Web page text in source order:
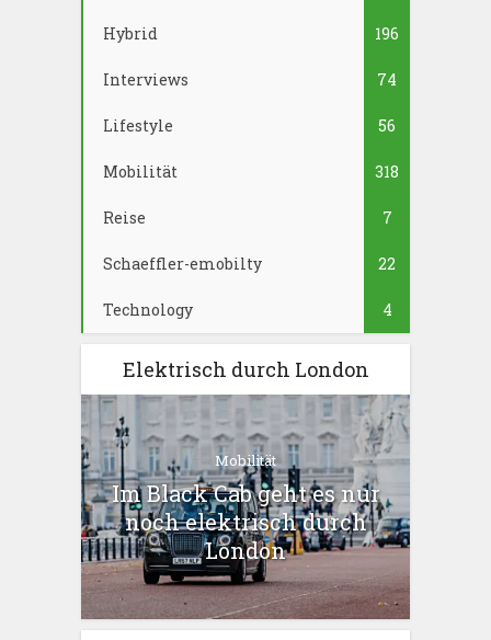
Hybrid 196
Interviews 74
Lifestyle 56
Mobilität 318
Reise 7
Schaeffler-emobilty 22
Technology 4
Elektrisch durch London
Mobilität
Im Black Cab geht es nur
noch elektrisch durch
London